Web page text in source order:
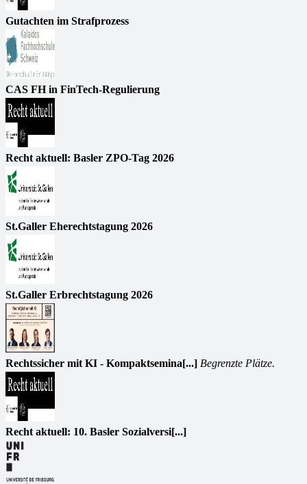
Gutachten im Strafprozess
CAS FH in FinTech-Regulierung
Recht aktuell: Basler ZPO-Tag 2026
St.Galler Eherechtstagung 2026
St.Galler Erbrechtstagung 2026
Rechtssicher mit KI - Kompaktsemina[...] Begrenzte Plätze.
Recht aktuell: 10. Basler Sozialversi[...]